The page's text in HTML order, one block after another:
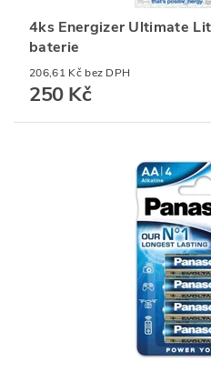
4ks Energizer Ultimate
baterie
206,61 Kč bez DPH
250 Kč